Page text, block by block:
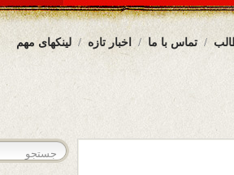
لینکهای مهم اخبار تازه تماس با ما